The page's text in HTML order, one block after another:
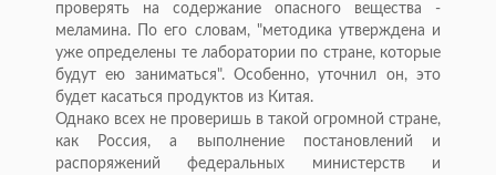
проверять на содержание опасного вещества -
меламина. По его словам, "методика утверждена и
уже определены те лаборатории по стране, которые
будут ею заниматься". Особенно, уточнил он, это
будет касаться продуктов из Китая.
Однако всех не проверишь в такой огромной стране,
как Россия, а выполнение постановлений и
распоряжений федеральных министерств и